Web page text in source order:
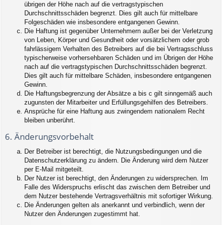
übrigen der Höhe nach auf die vertragstypischen
Durchschnittsschäden begrenzt. Dies gilt auch für mittelbare
Folgeschäden wie insbesondere entgangenen Gewinn.
Die Haftung ist gegenüber Unternehmern außer bei der Verletzung
von Leben, Körper und Gesundheit oder vorsätzlichem oder grob
fahrlässigem Verhalten des Betreibers auf die bei Vertragsschluss
typischerweise vorhersehbaren Schäden und im Übrigen der Höhe
nach auf die vertragstypischen Durchschnittsschäden begrenzt.
Dies gilt auch für mittelbare Schäden, insbesondere entgangenen
Gewinn.
Die Haftungsbegrenzung der Absätze a bis c gilt sinngemäß auch
zugunsten der Mitarbeiter und Erfüllungsgehilfen des Betreibers.
Ansprüche für eine Haftung aus zwingendem nationalem Recht
bleiben unberührt.
6. Änderungsvorbehalt
Der Betreiber ist berechtigt, die Nutzungsbedingungen und die
Datenschutzerklärung zu ändern. Die Änderung wird dem Nutzer
per E-Mail mitgeteilt.
Der Nutzer ist berechtigt, den Änderungen zu widersprechen. Im
Falle des Widerspruchs erlischt das zwischen dem Betreiber und
dem Nutzer bestehende Vertragsverhältnis mit sofortiger Wirkung.
Die Änderungen gelten als anerkannt und verbindlich, wenn der
Nutzer den Änderungen zugestimmt hat.